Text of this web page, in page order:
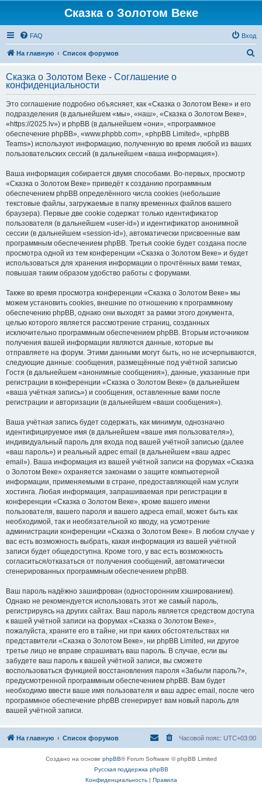
Сказка о Золотом Веке
FAQ Вход
На главную Список форумов
с
Сказка о Золотом Веке - Соглашение о
конфиденциальности
Это соглашение подробно объясняет, как «Сказка о Золотом Веке» и его
подразделения (в дальнейшем «мы», «наш», «Сказка о Золотом Веке»,
«https://2025.lv») и phpBB (в дальнейшем «они», «программное
обеспечение phpBB», «www.phpbb.com», «phpBB Limited», «phpBB
Teams») используют информацию, полученную во время любой из ваших
пользовательских сессий (в дальнейшем «ваша информация»).
Ваша информация собирается двумя способами. Во-первых, просмотр
«Сказка о Золотом Веке» приведёт к созданию программным
обеспечением phpBB определённого числа cookies (небольшие
текстовые файлы, загружаемые в папку временных файлов вашего
браузера). Первые две cookie содержат только идентификатор
пользователя (в дальнейшем «user-id») и идентификатор анонимной
сессии (в дальнейшем «session-id»), автоматически присвоенные вам
программным обеспечением phpBB. Третья cookie будет создана после
просмотра одной из тем конференции «Сказка о Золотом Веке» и будет
использоваться для хранения информации о прочтённых вами темах,
повышая таким образом удобство работы с форумами.
Также во время просмотра конференции «Сказка о Золотом Веке» мы
можем установить cookies, внешние по отношению к программному
обеспечению phpBB, однако они выходят за рамки этого документа,
целью которого является рассмотрение страниц, созданных
исключительно программным обеспечением phpBB. Вторым источником
получения вашей информации являются данные, которые вы
отправляете на форум. Этими данными могут быть, но не исчерпываются,
следующие данные: сообщения, размещённые под учётной записью
Гостя (в дальнейшем «анонимные сообщения»), данные, указанные при
регистрации в конференции «Сказка о Золотом Веке» (в дальнейшем
«ваша учётная запись») и сообщения, оставленные вами после
регистрации и авторизации (в дальнейшем «ваши сообщения»).
Ваша учётная запись будет содержать, как минимум, однозначно
идентифицируемое имя (в дальнейшем «ваше имя пользователя»),
индивидуальный пароль для входа под вашей учётной записью (далее
«ваш пароль») и реальный адрес email (в дальнейшем «ваш адрес
email»). Ваша информация из вашей учётной записи на форумах «Сказка
о Золотом Веке» охраняется законами о защите компьютерной
информации, применяемыми в стране, предоставляющей нам услуги
хостинга. Любая информация, запрашиваемая при регистрации в
конференции «Сказка о Золотом Веке», кроме вашего имени
пользователя, вашего пароля и вашего адреса email, может быть как
необходимой, так и необязательной ко вводу, на усмотрение
администрации конференции «Сказка о Золотом Веке». В любом случае у
вас есть возможность выбрать, какая информация из вашей учётной
записи будет общедоступна. Кроме того, у вас есть возможность
согласиться/отказаться от получения сообщений, автоматически
сгенерированных программным обеспечением phpBB.
Ваш пароль надёжно зашифрован (односторонним хэшированием).
Однако не рекомендуется использовать этот же самый пароль,
регистрируясь на других сайтах. Ваш пароль является средством доступа
к вашей учётной записи на форумах «Сказка о Золотом Веке»,
пожалуйста, храните его в тайне, ни при каких обстоятельствах ни
представители «Сказка о Золотом Веке», ни phpBB Limited, ни другое
третье лицо не вправе спрашивать ваш пароль. В случае, если вы
забудете ваш пароль к вашей учётной записи, вы сможете
воспользоваться функцией восстановления пароля «Забыли пароль?»,
предусмотренной программным обеспечением phpBB. Вам будет
необходимо ввести ваше имя пользователя и ваш адрес email, после чего
программное обеспечение phpBB сгенерирует вам новый пароль для
вашей учётной записи.
На главную Список форумов Часовой пояс: UTC+03:00
Создано на основе phpBB® Forum Software © phpBB Limited
Русская поддержка phpBB
Конфиденциальность| Правила